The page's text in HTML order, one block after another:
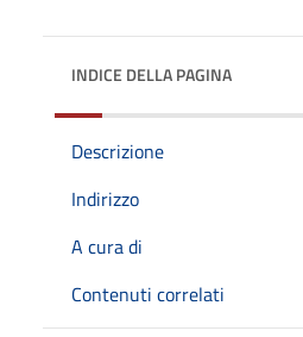
INDICE DELLA PAGINA
Descrizione
Indirizzo
A cura di
Contenuti correlati